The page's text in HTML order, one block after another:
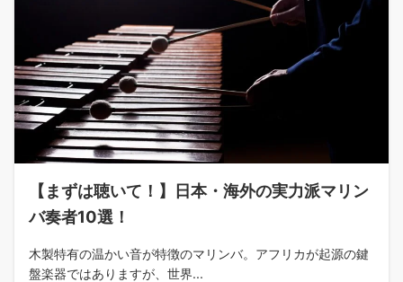
【まずは聴いて！】日本・海外の実力派マリン
バ奏者10選！
木製特有の温かい音が特徴のマリンバ。アフリカが起源の鍵
盤楽器ではありますが、世界...